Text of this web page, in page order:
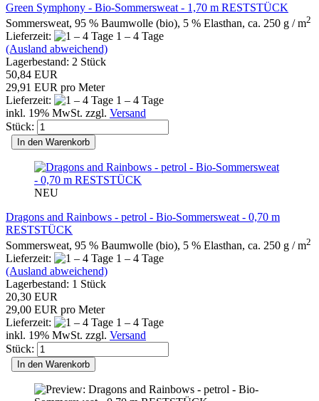
Green Symphony - Bio-Sommersweat - 1,70 m RESTSTÜCK
Sommersweat, 95 % Baumwolle (bio), 5 % Elasthan, ca. 250 g / m2
Lieferzeit:
1 – 4 Tage
(Ausland abweichend)
Lagerbestand: 2 Stück
50,84 EUR
29,91 EUR pro Meter
Lieferzeit:
1 – 4 Tage
inkl. 19% MwSt. zzgl. Versand
Stück:
In den Warenkorb
NEU
Dragons and Rainbows - petrol - Bio-Sommersweat - 0,70 m
RESTSTÜCK
Sommersweat, 95 % Baumwolle (bio), 5 % Elasthan, ca. 250 g / m2
Lieferzeit:
1 – 4 Tage
(Ausland abweichend)
Lagerbestand: 1 Stück
20,30 EUR
29,00 EUR pro Meter
Lieferzeit:
1 – 4 Tage
inkl. 19% MwSt. zzgl. Versand
Stück:
In den Warenkorb